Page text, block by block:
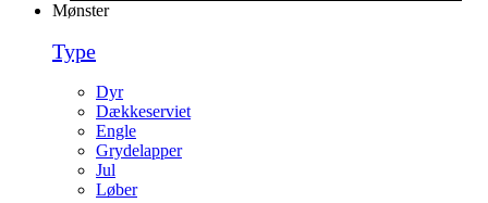
Mønster
Type
Dyr
Dækkeserviet
Engle
Grydelapper
Jul
Løber